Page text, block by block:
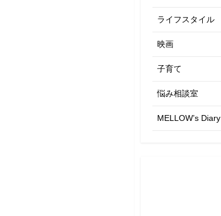
ライフスタイル
映画
子育て
悩み相談室
MELLOW’s Diary